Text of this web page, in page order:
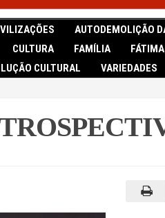
AUTODEMOLIÇÃO
CULTURA FAMÍLIA FÁTIMA
CULTURAL VARIEDADES